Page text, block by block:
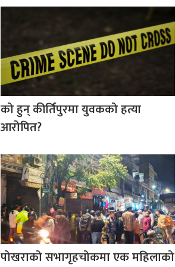
को हुन् कीर्तिपुरमा युवकको हत्या
आरोपित?
पोखराको सभागृहचोकमा एक महिलाको